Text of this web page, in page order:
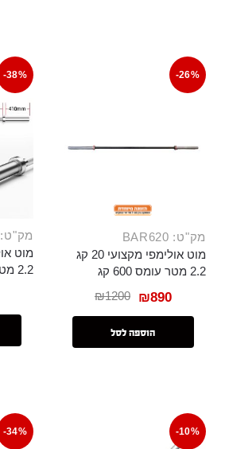
-26%
מק"ט: BAR620
מוט אולימפי מקצועי 20 קג
2.2 מטר עומס 600 קג
₪1200 ₪890
הוספה לסל
-38%
מק"ט: BAR600
2.2 מטר עומס 544 קג
-10%
-34%